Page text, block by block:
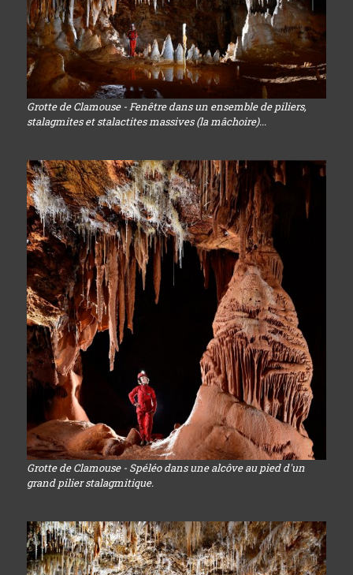
Grotte de Clamouse - Fenêtre dans un ensemble de piliers,
stalagmites et stalactites massives (la mâchoire)...
Grotte de Clamouse - Spéléo dans une alcôve au pied d'un
grand pilier stalagmitique.